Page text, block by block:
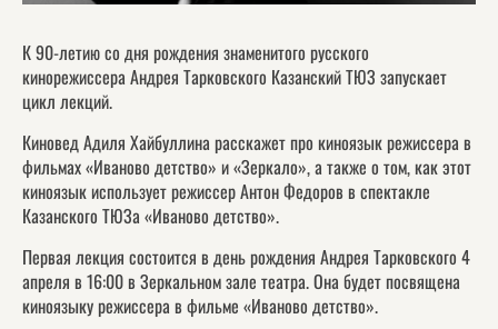
К 90-летию со дня рождения знаменитого русского
кинорежиссера Андрея Тарковского Казанский ТЮЗ запускает
цикл лекций.
Киновед Адиля Хайбуллина расскажет про киноязык режиссера в
фильмах «Иваново детство» и «Зеркало», а также о том, как этот
киноязык использует режиссер Антон Федоров в спектакле
Казанского ТЮЗа «Иваново детство».
Первая лекция состоится в день рождения Андрея Тарковского 4
апреля в 16:00 в Зеркальном зале театра. Она будет посвящена
киноязыку режиссера в фильме «Иваново детство».